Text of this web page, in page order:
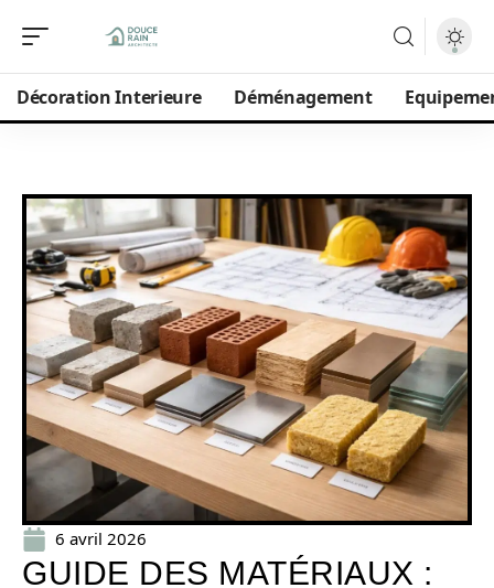
Décoration Interieure Déménagement
6 avril 2026
GUIDE DES MATÉRIAUX :